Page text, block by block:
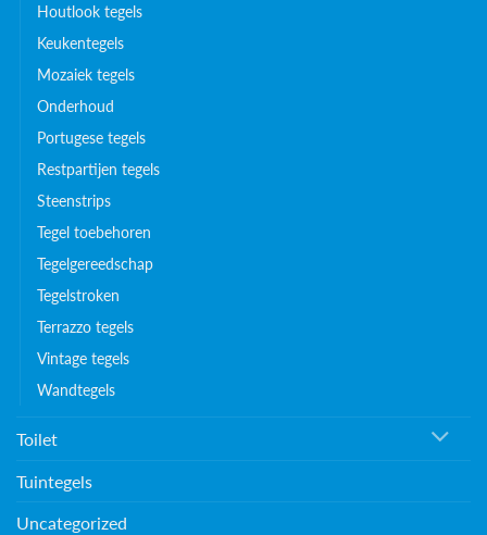
Houtlook tegels
Keukentegels
Mozaiek tegels
Onderhoud
Portugese tegels
Restpartijen tegels
Steenstrips
Tegel toebehoren
Tegelgereedschap
Tegelstroken
Terrazzo tegels
Vintage tegels
Wandtegels
Toilet
Tuintegels
Uncategorized